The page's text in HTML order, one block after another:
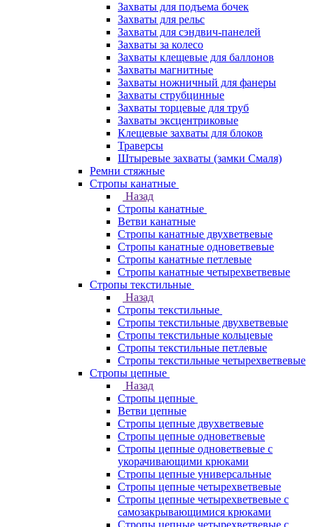
Захваты для подъема бочек
Захваты для рельс
Захваты для сэндвич-панелей
Захваты за колесо
Захваты клещевые для баллонов
Захваты магнитные
Захваты ножничный для фанеры
Захваты струбцинные
Захваты торцевые для труб
Захваты эксцентриковые
Клещевые захваты для блоков
Траверсы
Штыревые захваты (замки Смаля)
Ремни стяжные
Стропы канатные
Назад
Стропы канатные
Ветви канатные
Стропы канатные двухветвевые
Стропы канатные одноветвевые
Стропы канатные петлевые
Стропы канатные четырехветвевые
Стропы текстильные
Назад
Стропы текстильные
Стропы текстильные двухветвевые
Стропы текстильные кольцевые
Стропы текстильные петлевые
Стропы текстильные четырехветвевые
Стропы цепные
Назад
Стропы цепные
Ветви цепные
Стропы цепные двухветвевые
Стропы цепные одноветвевые
Стропы цепные одноветвевые с
укорачивающими крюками
Стропы цепные универсальные
Стропы цепные четырехветвевые
Стропы цепные четырехветвевые с
самозакрывающимися крюками
Стропы цепные четырехветвевые с